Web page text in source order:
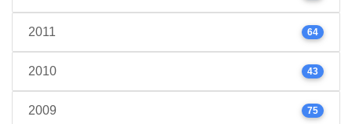
2011 64
2010 43
2009 75